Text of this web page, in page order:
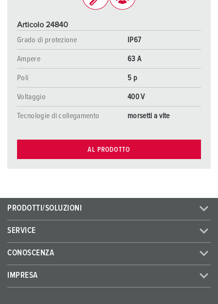
Articolo 24840
Grado di protezione
IP67
Ampere 63 A
Poli 5 p
Voltaggio 400 V
Tecnologie di collegamento morsetti a vite
AL PRODOTTO
PRODOTTI/SOLUZIONI
SERVICE
CONOSCENZA
IMPRESA